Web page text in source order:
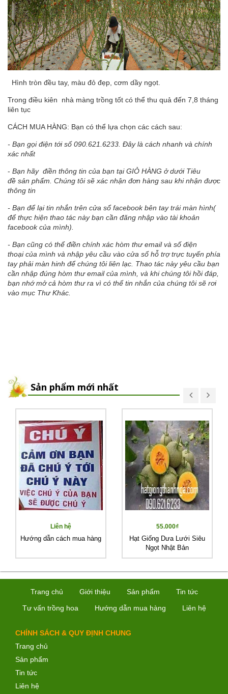
Hình tròn đều tay, màu đỏ đẹp, cơm dầy ngọt.
Trong điều kiên nhà màng trồng tốt có thể thu quả đến 7,8 tháng
liên tục
CÁCH MUA HÀNG: Bạn có thể lựa chọn các cách sau:
- Bạn gọi điện tới số 090.621.6233. Đây là cách nhanh và chính
xác nhất
- Bạn hãy điền thông tin của bạn tại GIỎ HÀNG ở dưới Tiêu
đề sản phẩm. Chúng tôi sẽ xác nhận đơn hàng sau khi nhận được
thông tin
- Bạn để lại tin nhắn trên cửa sổ facebook bên tay trái màn hình(
để thực hiện thao tác này bạn cần đăng nhập vào tài khoản
facebook của mình).
- Bạn cũng có thể điền chính xác hòm thư email và số điện
thoại của mình và nhập yêu cầu vào cửa sổ hỗ trợ trực tuyến phía
tay phải màn hinh để chúng tôi liên lạc. Thao tác này yêu cầu bạn
cần nhập đúng hòm thư email của mình, và khi chúng tôi hồi đáp,
bạn nhớ mở cả hòm thư ra vì có thể tin nhắn của chúng tôi sẽ rơi
vào mục Thư Khác.
Sản phẩm mới nhất
Liên hệ
Hướng dẫn cách mua hàng
55.000₫
Hạt Giống Dưa Lưới Siêu
Ngọt Nhật Bản
Trang chủ Giới thiệu Sản phẩm
Tin tức
Tư vấn trồng hoa
Hướng dẫn mua hàng Liên hệ
CHÍNH SÁCH & QUY ĐỊNH CHUNG
Trang chủ
Sản phẩm
Tin tức
Liên hệ